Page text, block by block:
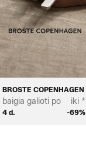
BROSTE COPENHAGEN
baigia galioti po
4 d.
iki *
-69%